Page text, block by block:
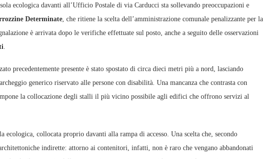
ecologica davanti all’Ufficio Postale di via Carducci sta sollevando preoccupazioni e
Determinate, che ritiene la scelta dell’amministrazione comunale penalizzante per la
è arrivata dopo le verifiche effettuate sul posto, anche a seguito delle osservazioni
.
precedentemente presente è stato spostato di circa dieci metri più a nord, lasciando
generico riservato alle persone con disabilità. Una mancanza che contrasta con
la collocazione degli stalli il più vicino possibile agli edifici che offrono servizi al
ecologica, collocata proprio davanti alla rampa di accesso. Una scelta che, secondo
indirette: attorno ai contenitori, infatti, non è raro che vengano abbandonati